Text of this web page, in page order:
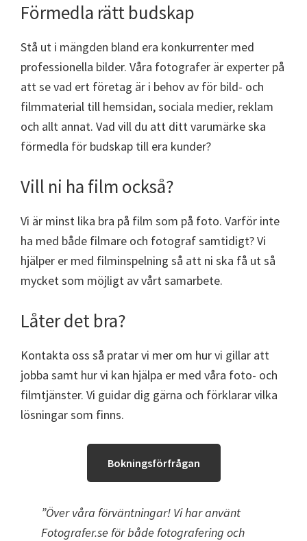
Förmedla rätt budskap
Stå ut i mängden bland era konkurrenter med
professionella bilder. Våra fotografer är experter på
att se vad ert företag är i behov av för bild- och
filmmaterial till hemsidan, sociala medier, reklam
och allt annat. Vad vill du att ditt varumärke ska
förmedla för budskap till era kunder?
Vill ni ha film också?
Vi är minst lika bra på film som på foto. Varför inte
ha med både filmare och fotograf samtidigt? Vi
hjälper er med filminspelning så att ni ska få ut så
mycket som möjligt av vårt samarbete.
Låter det bra?
Kontakta oss så pratar vi mer om hur vi gillar att
jobba samt hur vi kan hjälpa er med våra foto- och
filmtjänster. Vi guidar dig gärna och förklarar vilka
lösningar som finns.
Bokningsförfrågan
”Över våra förväntningar! Vi har använt
Fotografer.se för både fotografering och